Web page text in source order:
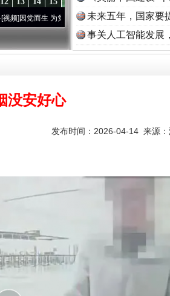
为党而战——百年“纪”事⑧加强纪律..·[视频]牢记初
未来五年，国家要
事关人工智能发展
没安好心
发布时间：2026-04-14 来源：